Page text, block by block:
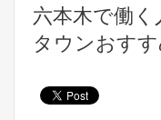
六本木で働
タウンおす